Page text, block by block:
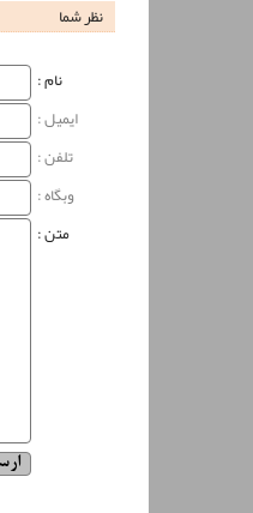
نظر شما
نام‌ :
ایمیل :
تلفن :
وبگاه‌ :
متن :